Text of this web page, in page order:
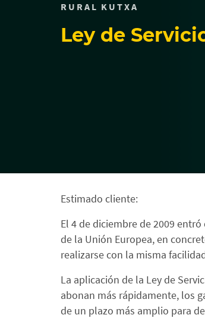
RURAL KUTXA
Ley de
Estimado cliente:
El 4 de diciembre de 2009
de la Unión Europea, en
realizarse con la misma
La aplicación de la Ley de
abonan más rápidamente, los
de un plazo más amplio para